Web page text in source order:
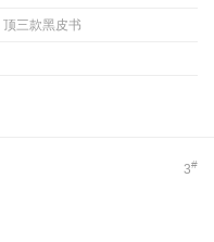
顶三款黑皮书
3#